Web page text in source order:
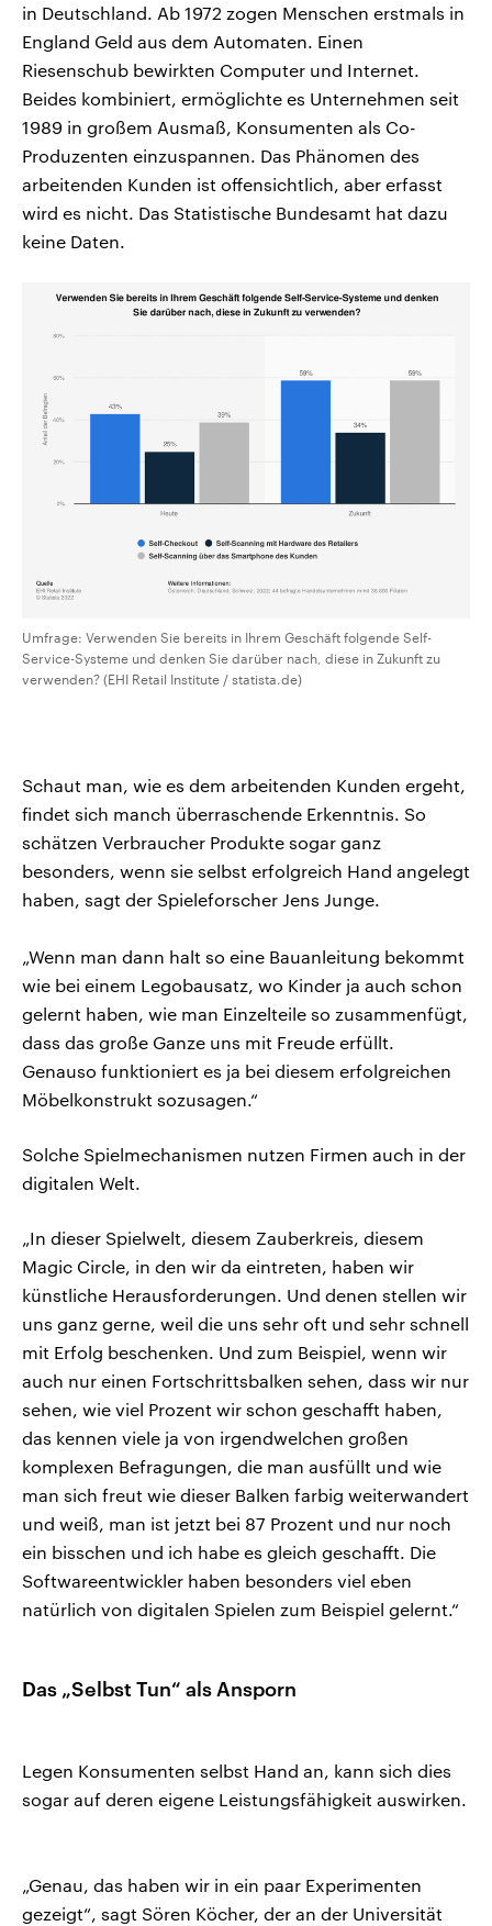
in Deutschland. Ab 1972 zogen Menschen erstmals in
England Geld aus dem Automaten. Einen
Riesenschub bewirkten Computer und Internet.
Beides kombiniert, ermöglichte es Unternehmen seit
1989 in großem Ausmaß, Konsumenten als Co-
Produzenten einzuspannen. Das Phänomen des
arbeitenden Kunden ist offensichtlich, aber erfasst
wird es nicht. Das Statistische Bundesamt hat dazu
keine Daten.
Umfrage: Verwenden Sie bereits in Ihrem Geschäft folgende Self-
Service-Systeme und denken Sie darüber nach, diese in Zukunft zu
verwenden? (EHI Retail Institute / statista.de)
Schaut man, wie es dem arbeitenden Kunden ergeht,
findet sich manch überraschende Erkenntnis. So
schätzen Verbraucher Produkte sogar ganz
besonders, wenn sie selbst erfolgreich Hand angelegt
haben, sagt der Spieleforscher Jens Junge.
„Wenn man dann halt so eine Bauanleitung bekommt
wie bei einem Legobausatz, wo Kinder ja auch schon
gelernt haben, wie man Einzelteile so zusammenfügt,
dass das große Ganze uns mit Freude erfüllt.
Genauso funktioniert es ja bei diesem erfolgreichen
Möbelkonstrukt sozusagen.“
Solche Spielmechanismen nutzen Firmen auch in der
digitalen Welt.
„In dieser Spielwelt, diesem Zauberkreis, diesem
Magic Circle, in den wir da eintreten, haben wir
künstliche Herausforderungen. Und denen stellen wir
uns ganz gerne, weil die uns sehr oft und sehr schnell
mit Erfolg beschenken. Und zum Beispiel, wenn wir
auch nur einen Fortschrittsbalken sehen, dass wir nur
sehen, wie viel Prozent wir schon geschafft haben,
das kennen viele ja von irgendwelchen großen
komplexen Befragungen, die man ausfüllt und wie
man sich freut wie dieser Balken farbig weiterwandert
und weiß, man ist jetzt bei 87 Prozent und nur noch
ein bisschen und ich habe es gleich geschafft. Die
Softwareentwickler haben besonders viel eben
natürlich von digitalen Spielen zum Beispiel gelernt.“
Das „Selbst Tun“ als Ansporn
Legen Konsumenten selbst Hand an, kann sich dies
sogar auf deren eigene Leistungsfähigkeit auswirken.
„Genau, das haben wir in ein paar Experimenten
gezeigt“, sagt Sören Köcher, der an der Universität